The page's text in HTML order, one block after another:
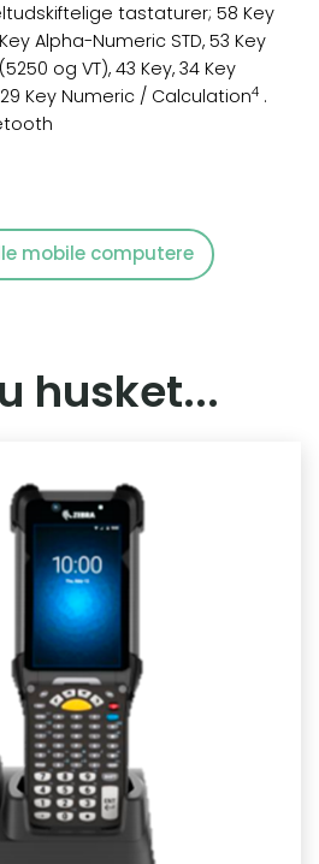
tastaturer; 58 Key
Alpha-Numeric STD, 53 Key
og VT), 43 Key, 34 Key
Key Numeric / Calculation4 .
mobile computere
husket...